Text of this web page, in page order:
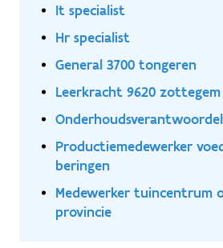
It specialist
Hr specialist
General 3700 tongeren
Leerkracht 9620 zottegem
Productiemedewerker
beringen
Medewerker tuincentrum
provincie